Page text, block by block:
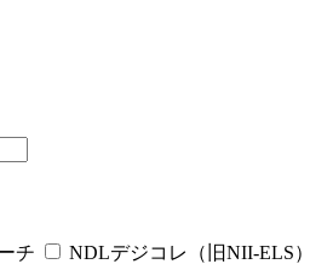
チ NDLデジコレ（旧NII-ELS）